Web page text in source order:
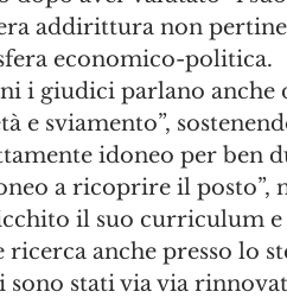
addirittura non
economico-politica.
i giudici parlano anche
e sviamento”,
idoneo per ben
a ricoprire il posto”,
il suo curriculum
ricerca anche presso lo
stati via via